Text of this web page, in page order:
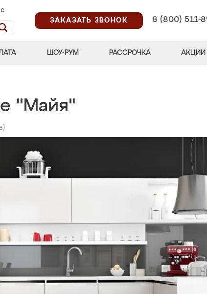
ЗАКАЗАТЬ ЗВОНОК
8 (800) 511-
ШОУ-РУМ РАССРОЧКА АКЦИИ
"Майя"